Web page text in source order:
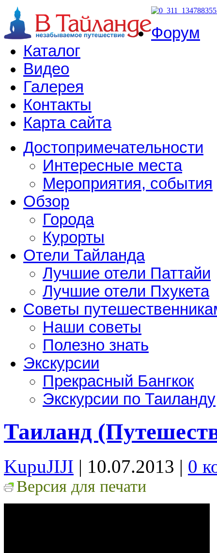
Форум
Каталог
Видео
Галерея
Контакты
Карта сайта
Достопримечательности
Интересные места
Мероприятия, события
Обзор
Города
Курорты
Отели Тайланда
Лучшие отели Паттайи
Лучшие отели Пхукета
Советы
Наши советы
Полезно знать
Экскурсии
Прекрасный Бангкок
Экскурсии по Таиланду
Таиланд
KupuJIJI | 10.07.2013 | 0
Версия для печати